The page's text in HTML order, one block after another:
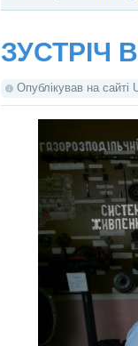
ЗУСТРІЧ
Опублікував на сайті